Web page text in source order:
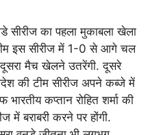
सीरीज का पहला मुकाबला खेला
इस सीरीज में 1-0 से आगे चल
दूसरा मैच खेलने उतरेंगी. दूसरे
की टीम सीरीज अपने कब्जे में
भारतीय कप्तान रोहित शर्मा की
में बराबरी करने पर होंगी.